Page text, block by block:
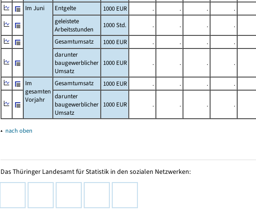
Im Juni
Entgelte 1000 EUR . . . .
geleistete
Arbeitsstunden
1000 Std. . . . .
Gesamtumsatz
1000 EUR . . . .
darunter
baugewerblicher
Umsatz
1000 EUR . . . .
Im
gesamten
Vorjahr
Gesamtumsatz 1000 EUR . . . .
darunter
baugewerblicher
Umsatz
1000 EUR . . . .
▴ nach oben
Das Thüringer Landesamt für Statistik in den sozialen Netzwerken: